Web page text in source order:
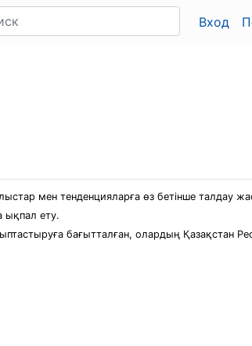
Вход
мен тенденцияларға өз бетінше талдау
ықпал ету.
бағытталған, олардың Қазақстан